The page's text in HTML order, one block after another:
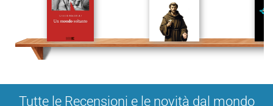
Tutte le Recensioni e le novità dal mondo